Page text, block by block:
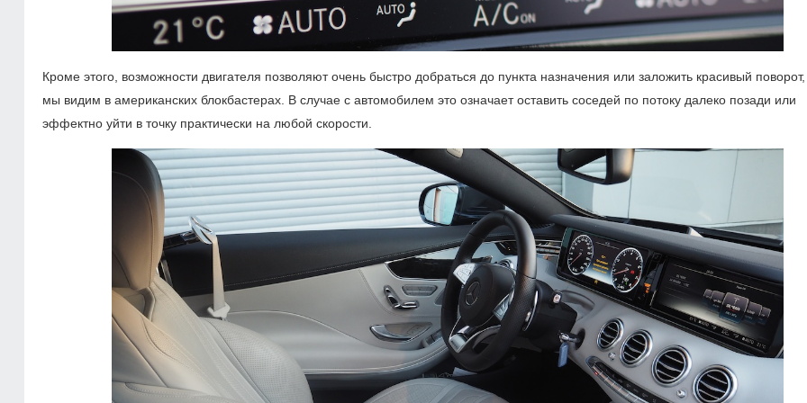
Кроме этого, возможности двигателя позволяют очень быстро добраться до пункта назначения или заложить красивый поворот,
мы видим в американских блокбастерах. В случае с автомобилем это означает оставить соседей по потоку далеко позади или
эффектно уйти в точку практически на любой скорости.